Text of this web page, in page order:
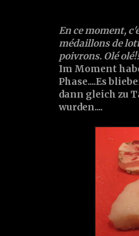
En ce moment,
médaillons de
poivrons. Olé olé!!
Im Moment
Phase....Es
dann gleich zu
wurden....